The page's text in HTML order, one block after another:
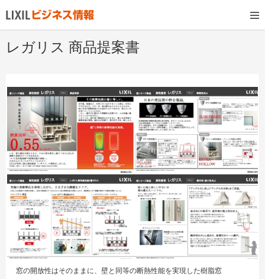
レガリス 商品提案書
窓の開放性はそのままに、壁と同等の断熱性能を実現した樹脂窓